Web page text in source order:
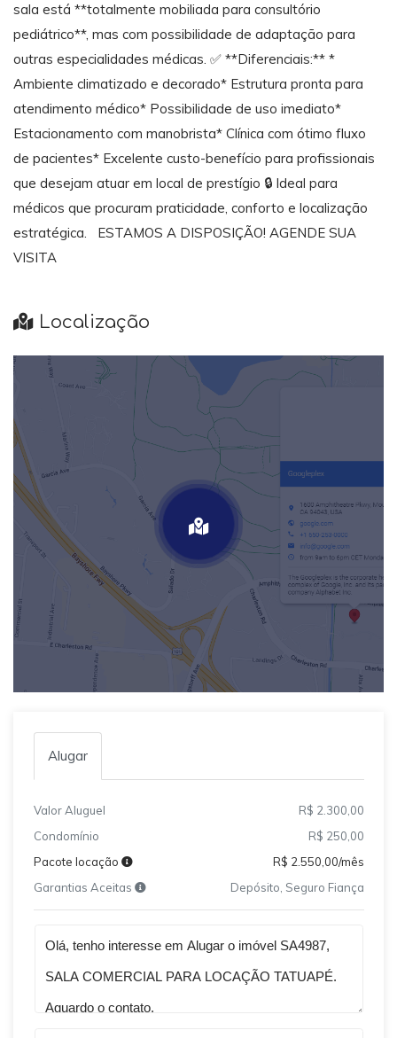
sala está **totalmente mobiliada para consultório
pediátrico**, mas com possibilidade de adaptação para
outras especialidades médicas. ✅ **Diferenciais:** *
Ambiente climatizado e decorado* Estrutura pronta para
atendimento médico* Possibilidade de uso imediato*
Estacionamento com manobrista* Clínica com ótimo fluxo
de pacientes* Excelente custo-benefício para profissionais
que desejam atuar em local de prestígio 🔒 Ideal para
médicos que procuram praticidade, conforto e localização
estratégica. ESTAMOS A DISPOSIÇÃO! AGENDE SUA
VISITA
Localização
Alugar
Valor Aluguel
R$ 2.300,00
Condomínio
R$ 250,00
Pacote locação
R$ 2.550,00/mês
Garantias Aceitas
Depósito, Seguro Fiança